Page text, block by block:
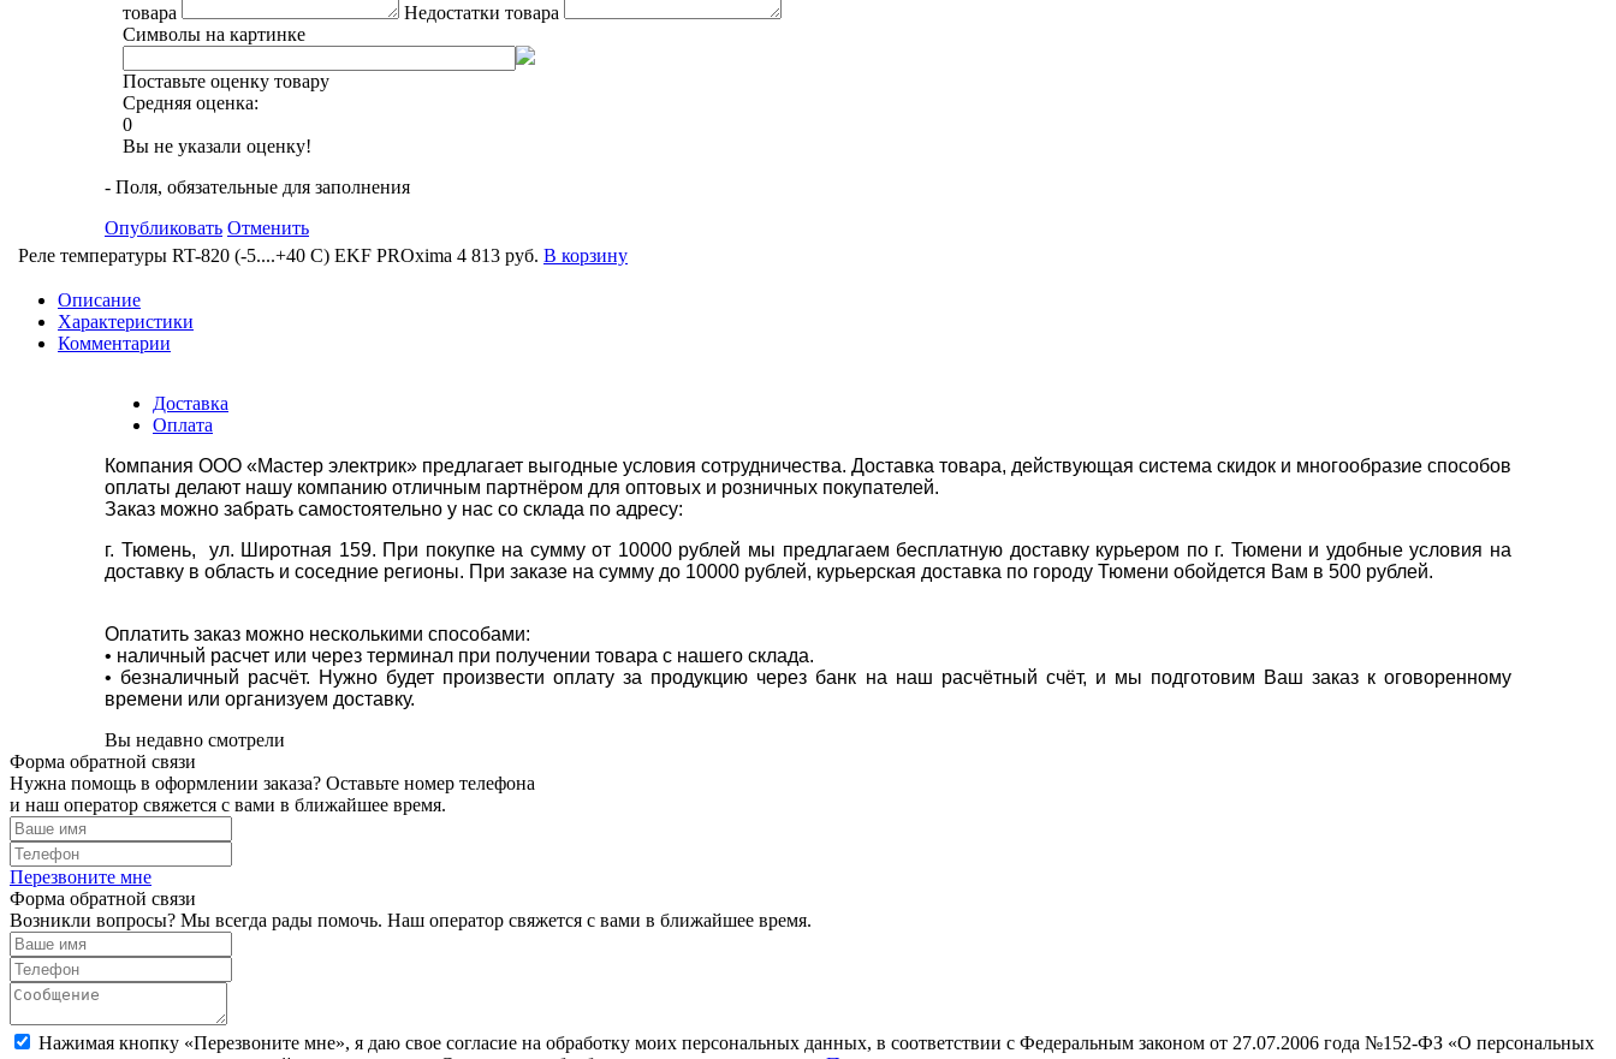
товара
Недостатки товара
Символы на картинке
Поставьте оценку товару
Средняя оценка:
0
Вы не указали оценку!
- Поля, обязательные для заполнения
Опубликовать Отменить
Реле температуры RT-820 (-5....+40 С) EKF PROxima 4 813 руб. В корзину
Описание
Характеристики
Комментарии
Доставка
Оплата
Компания ООО «Мастер электрик» предлагает выгодные условия сотрудничества. Доставка товара, действующая система скидок и многообразие способов
оплаты делают нашу компанию отличным партнёром для оптовых и розничных покупателей.
Заказ можно забрать самостоятельно у нас со склада по адресу:
г. Тюмень, ул. Широтная 159. При покупке на сумму от 10000 рублей мы предлагаем бесплатную доставку курьером по г. Тюмени и удобные условия на
доставку в область и соседние регионы. При заказе на сумму до 10000 рублей, курьерская доставка по городу Тюмени обойдется Вам в 500 рублей.
Оплатить заказ можно несколькими способами:
• наличный расчет или через терминал при получении товара с нашего склада.
• безналичный расчёт. Нужно будет произвести оплату за продукцию через банк на наш расчётный счёт, и мы подготовим Ваш заказ к оговоренному
времени или организуем доставку.
Вы недавно смотрели
Форма обратной связи
Нужна помощь в оформлении заказа? Оставьте номер телефона
и наш оператор свяжется с вами в ближайшее время.
Перезвоните мне
Форма обратной связи
Возникли вопросы? Мы всегда рады помочь. Наш оператор свяжется с вами в ближайшее время.
Нажимая кнопку «Перезвоните мне», я даю свое согласие на обработку моих персональных данных, в соответствии с Федеральным законом от 27.07.2006 года №152-ФЗ «О персональных